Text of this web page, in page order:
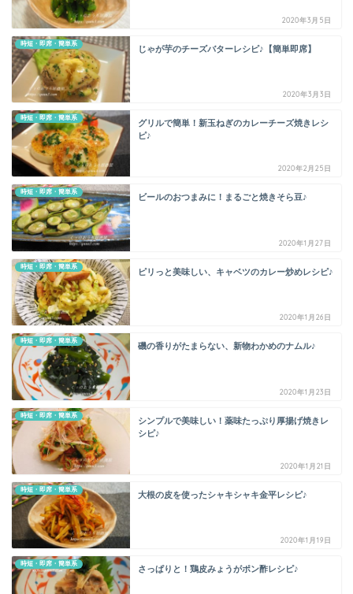
2020年3月5日
時短・即席・簡単系
じゃが芋のチーズバターレシピ♪【簡単即席】
2020年3月3日
時短・即席・簡単系
グリルで簡単！新玉ねぎのカレーチーズ焼きレシ
ピ♪
2020年2月25日
時短・即席・簡単系
ビールのおつまみに！まるごと焼きそら豆♪
2020年1月27日
時短・即席・簡単系
ピリっと美味しい、キャベツのカレー炒めレシピ♪
2020年1月26日
時短・即席・簡単系
磯の香りがたまらない、新物わかめのナムル♪
2020年1月23日
時短・即席・簡単系
シンプルで美味しい！薬味たっぷり厚揚げ焼きレ
シピ♪
2020年1月21日
時短・即席・簡単系
大根の皮を使ったシャキシャキ金平レシピ♪
2020年1月19日
時短・即席・簡単系
さっぱりと！鶏皮みょうがポン酢レシピ♪